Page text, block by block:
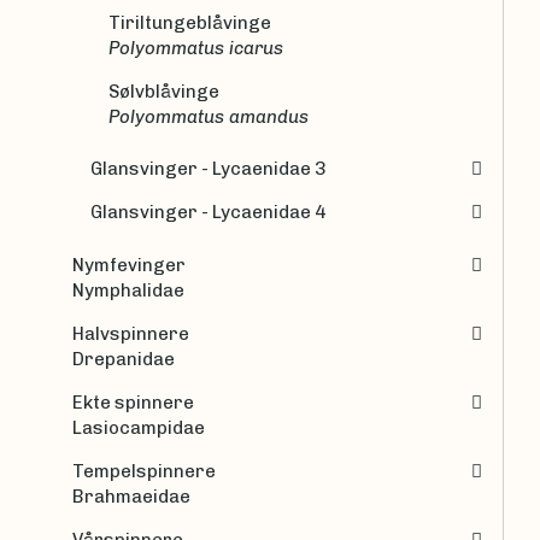
Tiriltungeblåvinge
Polyommatus icarus
Sølvblåvinge
Polyommatus amandus
Glansvinger - Lycaenidae 3
Glansvinger - Lycaenidae 4
Nymfevinger
Nymphalidae
Halvspinnere
Drepanidae
Ekte spinnere
Lasiocampidae
Tempelspinnere
Brahmaeidae